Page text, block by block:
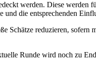
werden. Diese
die entsprechenden
Schätze reduzieren,
Runde wird noch zu